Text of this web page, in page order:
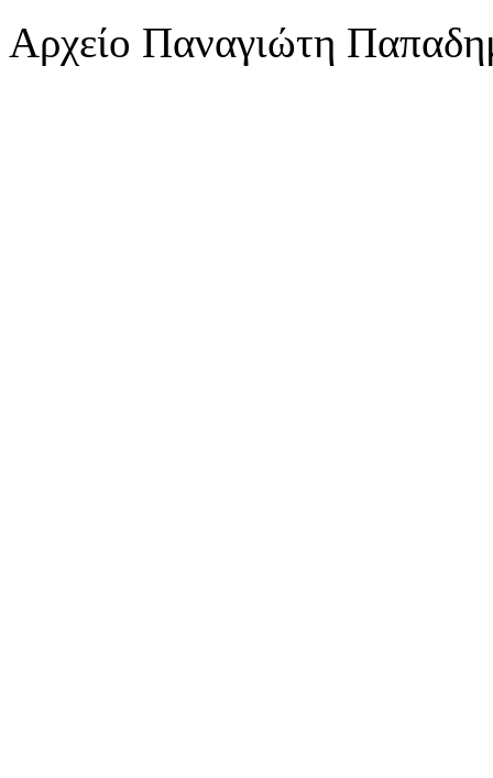
Αρχείο Παναγιώτη